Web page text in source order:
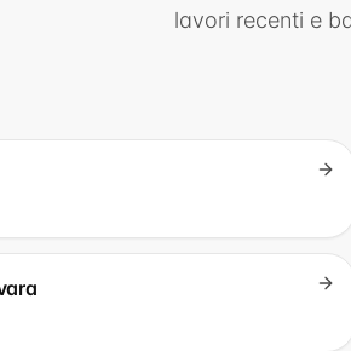
lavori recenti e